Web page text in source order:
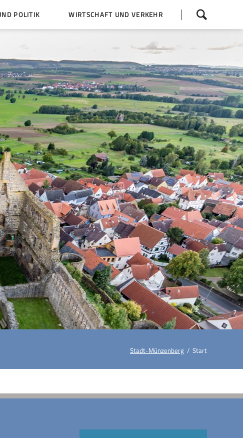
überspringen
POLITIK WIRTSCHAFT UND VERKEHR
Bauleitpläne
Baumaßnahmen
Busfahrpläne
E-Ladesäule
Stadt-Münzenberg Start